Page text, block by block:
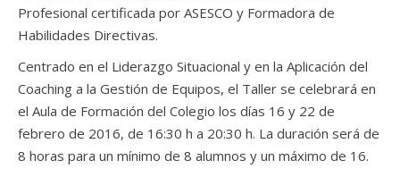
Profesional certificada por ASESCO y Formadora de
Habilidades Directivas.
Centrado en el Liderazgo Situacional y en la Aplicación del
Coaching a la Gestión de Equipos, el Taller se celebrará en
el Aula de Formación del Colegio los días 16 y 22 de
febrero de 2016, de 16:30 h a 20:30 h. La duración será de
8 horas para un mínimo de 8 alumnos y un máximo de 16.